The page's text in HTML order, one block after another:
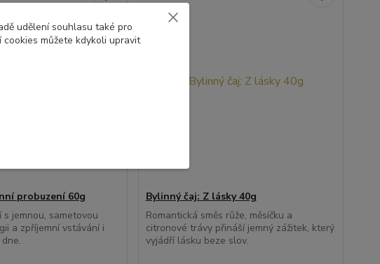
probuzení 60g
s jemnou, sametovou
a zpříjemní vstávání i
Bylinný čaj: Z lásky 40g
Romantická směs růže, měsíčku a
citronové trávy přináší jemný zážitek, který
vyjádří lásku beze slov.
udělení souhlasu také pro
můžete kdykoli upravit